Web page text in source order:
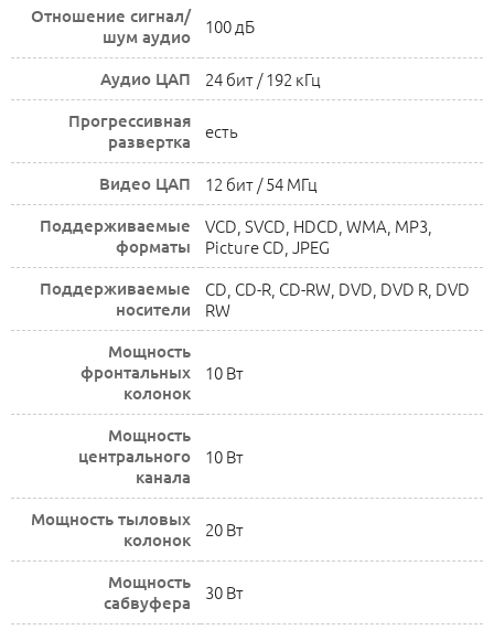
Отношение сигнал/
шум аудио
100 дБ
Аудио ЦАП 24 бит / 192 кГц
Прогрессивная
развертка
есть
Видео ЦАП 12 бит / 54 МГц
Поддерживаемые
форматы
VCD, SVCD, HDCD, WMA, MP3,
Picture CD, JPEG
Поддерживаемые
носители
CD, CD-R, CD-RW, DVD, DVD R, DVD
RW
Мощность
фронтальных
колонок
10 Вт
Мощность
центрального
канала
10 Вт
Мощность тыловых
колонок
20 Вт
Мощность
сабвуфера
30 Вт